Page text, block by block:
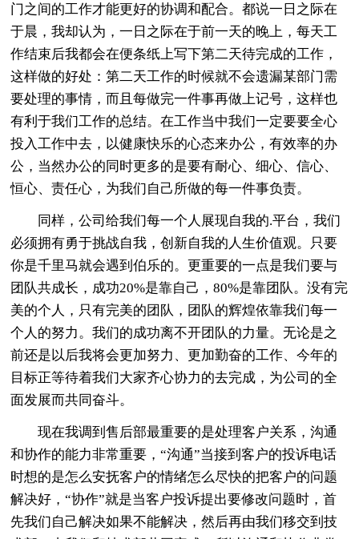
门之间的工作才能更好的协调和配合。都说一日之际在
于晨，我却认为，一日之际在于前一天的晚上，每天工
作结束后我都会在便条纸上写下第二天待完成的工作，
这样做的好处：第二天工作的时候就不会遗漏某部门需
要处理的事情，而且每做完一件事再做上记号，这样也
有利于我们工作的总结。在工作当中我们一定要要全心
投入工作中去，以健康快乐的心态来办公，有效率的办
公，当然办公的同时更多的是要有耐心、细心、信心、
恒心、责任心，为我们自己所做的每一件事负责。
同样，公司给我们每一个人展现自我的.平台，我们
必须拥有勇于挑战自我，创新自我的人生价值观。只要
你是千里马就会遇到伯乐的。更重要的一点是我们要与
团队共成长，成功20%是靠自己，80%是靠团队。没有完
美的个人，只有完美的团队，团队的辉煌依靠我们每一
个人的努力。我们的成功离不开团队的力量。无论是之
前还是以后我将会更加努力、更加勤奋的工作、今年的
目标正等待着我们大家齐心协力的去完成，为公司的全
面发展而共同奋斗。
现在我调到售后部最重要的是处理客户关系，沟通
和协作的能力非常重要，“沟通”当接到客户的投诉电话
时想的是怎么安抚客户的情绪怎么尽快的把客户的问题
解决好，“协作”就是当客户投诉提出要修改问题时，首
先我们自己解决如果不能解决，然后再由我们移交到技